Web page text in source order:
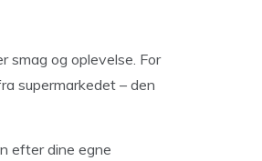
smag og oplevelse. For
supermarkedet – den
efter dine egne